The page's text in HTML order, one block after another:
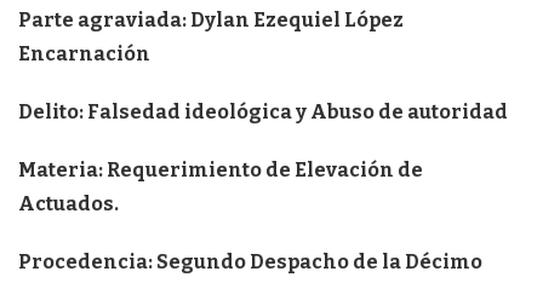
Parte agraviada: Dylan Ezequiel López
Encarnación
Delito: Falsedad ideológica y Abuso de autoridad
Materia: Requerimiento de Elevación de
Actuados.
Procedencia: Segundo Despacho de la Décimo